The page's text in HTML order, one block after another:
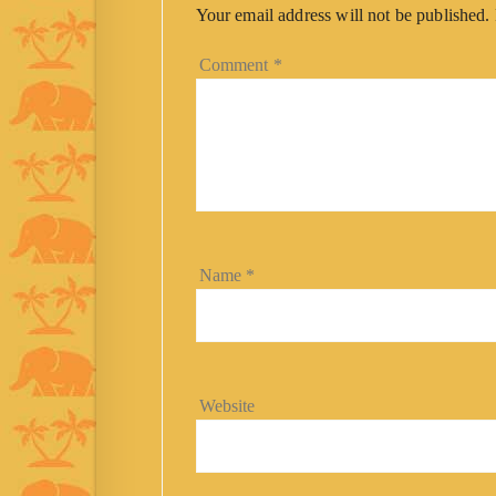
Your email address will not be published.
Comment *
Name *
Website